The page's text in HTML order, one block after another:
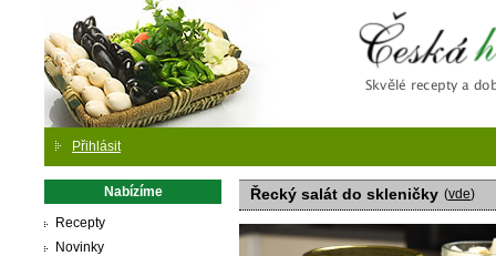
Přihlásit
Nabízíme
Recepty
Novinky
Řecký salát do skleničky (vde)